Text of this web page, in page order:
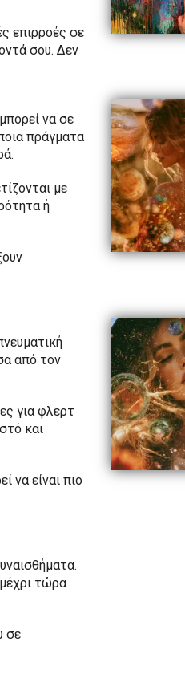
επιρροές σε
σου. Δεν
να σε
πράγματα
με
ή
από τον
για φλερτ
και
να είναι πιο
τώρα
σε